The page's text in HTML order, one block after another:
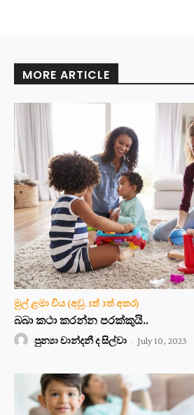
MORE ARTICLE
මුල් ළමා විය (අවු. 1ත් 3ත් අතර)
බබා කථා කරන්න පරක්කුයි..
පුන්‍යා චාන්දනී ද සිල්වා - July 10, 2023